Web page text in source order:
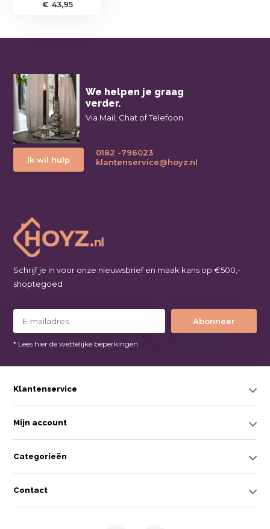
€ 43,95
We helpen je graag
verder.
Via Mail, Chat of Telefoon.
Ik wil hulp
0182 -796023
klantenservice@hoyz.nl
Schrijf je in voor onze nieuwsbrief en maak kans op €500,-
shoptegoed
Abonneer
* Lees hier de wettelijke beperkingen
Klantenservice
Mijn account
Categorieën
Contact